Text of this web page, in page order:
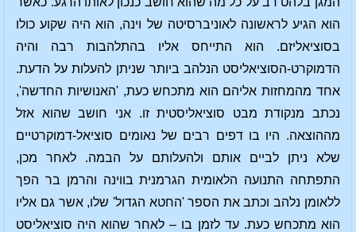
הוא הגיע לראשונה לאוניברסיטה של וינה, הוא היה שקוע כולו
בסוציאליזם. הוא התייחס אליו בהתלהבות רבה והיה
הדמוקרט-הסוציאליסט הנלהב ביותר שניתן להעלות על הדעת.
אחד מהמחזות אליהם הוא מתכחש כעת, 'האנושיות החדשה',
נכתב מנקודת מבט סוציאליסטית זו. אני חושב שהוא אזל
מההוצאה. היו בו דפים רבים של נאומים סוציאל-דמוקרטיים
שלא ניתן לביים אותם ולהעלותם על הבמה. לאחר מכן,
התפתחה התנועה הלאומית הגרמנית בווינה והרמן בר הפך
ללאומן נלהב וכתב את הספר 'החטא הגדול' שלו, אשר גם אליו
הוא מתכחש כעת. עד לזמן בו – לאחר שהוא היה סוציאליסט